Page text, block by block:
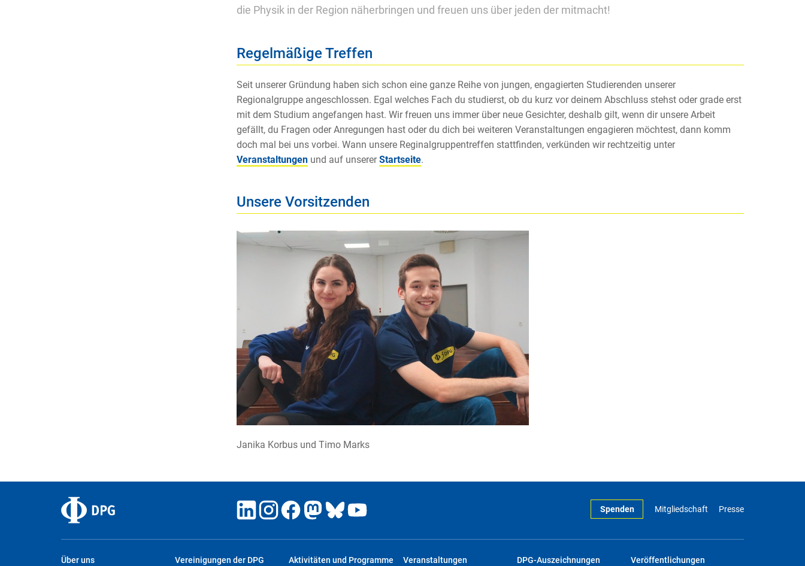
die Physik in der Region näherbringen und freuen uns über jeden der mitmacht!
Regelmäßige Treffen
Seit unserer Gründung haben sich schon eine ganze Reihe von jungen, engagierten Studierenden unserer
Regionalgruppe angeschlossen. Egal welches Fach du studierst, ob du kurz vor deinem Abschluss stehst oder grade erst
mit dem Studium angefangen hast. Wir freuen uns immer über neue Gesichter, deshalb gilt, wenn dir unsere Arbeit
gefällt, du Fragen oder Anregungen hast oder du dich bei weiteren Veranstaltungen engagieren möchtest, dann komm
doch mal bei uns vorbei. Wann unsere Reginalgruppentreffen stattfinden, verkünden wir rechtzeitig unter
Veranstaltungenund auf unsererStartseite.
Unsere Vorsitzenden
Janika Korbus und Timo Marks
Spenden Mitgliedschaft Presse
Über uns Vereinigungen der DPG Aktivitäten und Programme Veranstaltungen DPG-Auszeichnungen Veröffentlichungen